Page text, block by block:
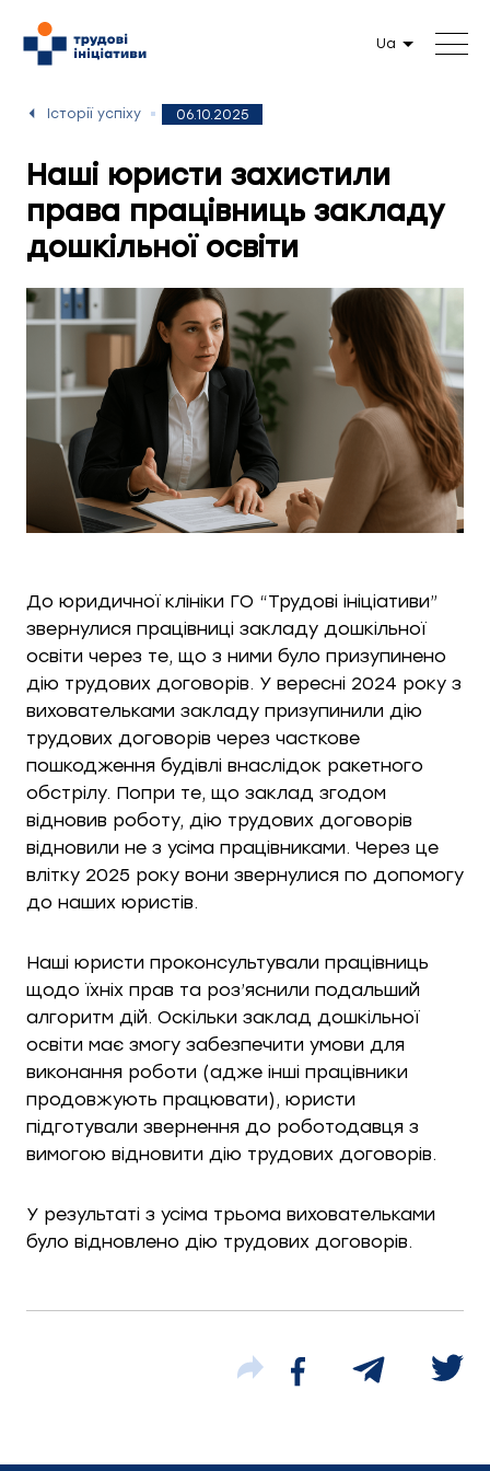
Ua
Історії успіху 06.10.2025
Наші юристи захистили
права працівниць закладу
дошкільної освіти
До юридичної клініки ГО “Трудові ініціативи”
звернулися працівниці закладу дошкільної
освіти через те, що з ними було призупинено
дію трудових договорів. У вересні 2024 року з
виховательками закладу призупинили дію
трудових договорів через часткове
пошкодження будівлі внаслідок ракетного
обстрілу. Попри те, що заклад згодом
відновив роботу, дію трудових договорів
відновили не з усіма працівниками. Через це
влітку 2025 року вони звернулися по допомогу
до наших юристів.
Наші юристи проконсультували працівниць
щодо їхніх прав та роз’яснили подальший
алгоритм дій. Оскільки заклад дошкільної
освіти має змогу забезпечити умови для
виконання роботи (адже інші працівники
продовжують працювати), юристи
підготували звернення до роботодавця з
вимогою відновити дію трудових договорів.
У результаті з усіма трьома виховательками
було відновлено дію трудових договорів.